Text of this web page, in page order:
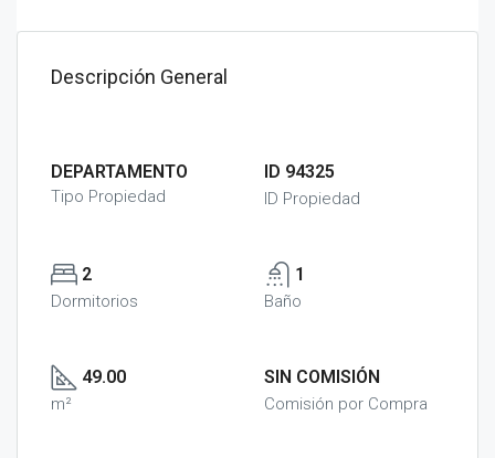
Descripción General
DEPARTAMENTO
Tipo Propiedad
ID 94325
ID Propiedad
2
Dormitorios
1
Baño
49.00
m²
SIN COMISIÓN
Comisión por Compra